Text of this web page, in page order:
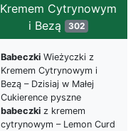
Kremem Cytrynowym
i Bezą
302
Babeczki Wieżyczki z
Kremem Cytrynowym i
Bezą – Dzisiaj w Małej
Cukierence pyszne
babeczki z kremem
cytrynowym – Lemon Curd